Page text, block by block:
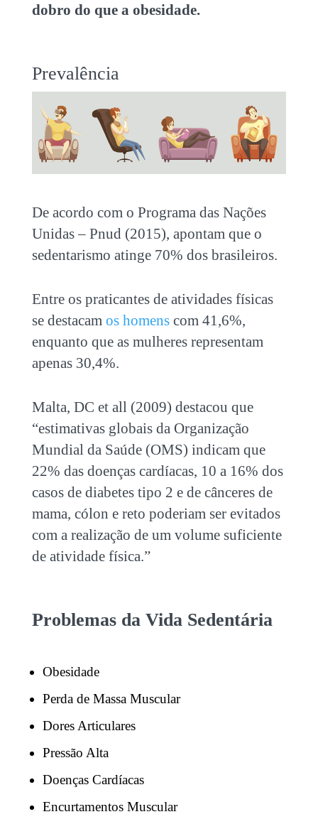
dobro do que a obesidade.
Prevalência
De acordo com o Programa das Nações
Unidas – Pnud (2015), apontam que o
sedentarismo atinge 70% dos brasileiros.
Entre os praticantes de atividades físicas
se destacam os homenscom 41,6%,
enquanto que as mulheres representam
apenas 30,4%.
Malta, DC et all (2009) destacou que
“estimativas globais da Organização
Mundial da Saúde (OMS) indicam que
22% das doenças cardíacas, 10 a 16% dos
casos de diabetes tipo 2 e de cânceres de
mama, cólon e reto poderiam ser evitados
com a realização de um volume suficiente
de atividade física.”
Problemas da Vida Sedentária
Obesidade
Perda de Massa Muscular
Dores Articulares
Pressão Alta
Doenças Cardíacas
Encurtamentos Muscular